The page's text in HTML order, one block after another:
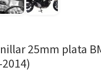
25mm plata